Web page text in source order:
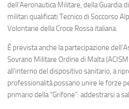
dell’Aeronautica Militare, della Guardia
militari qualificati Tecnico di Soccorso
Volontarie della Croce Rossa italiana.
È prevista anche la partecipazione
Sovrano Militare Ordine di Malta
all’interno del dispositivo sanitario, a
professionalità possano unire le forze
primario della “Grifone”: addestrarsi a